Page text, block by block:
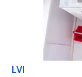
LVI